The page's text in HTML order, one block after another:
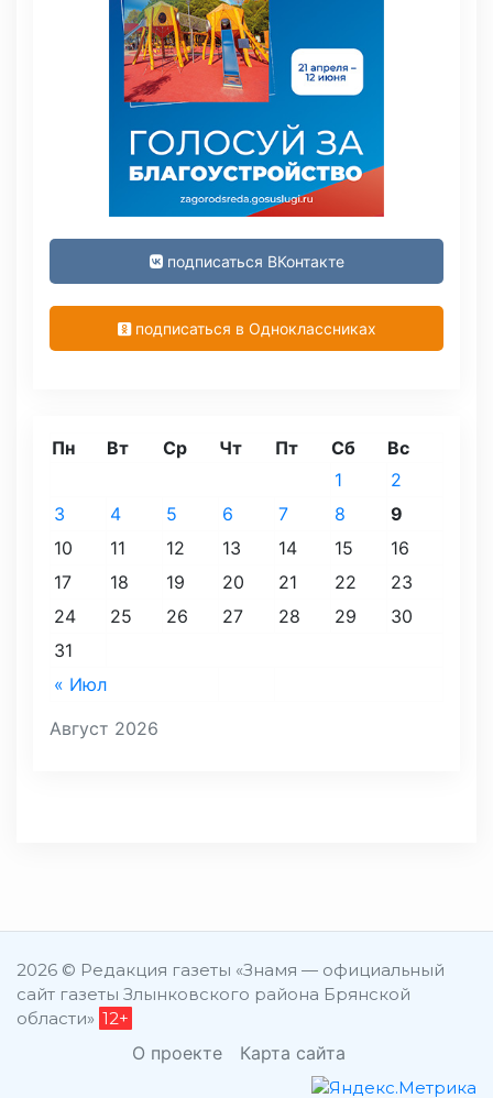
подписаться ВКонтакте
подписаться в Одноклассниках
Август 2026
Пн Вт Ср Чт Пт Сб Вс
« Июл
1
2
3
4 5 6 7 8
9
10
11 12 13 14 15
16
17
18 19 20 21 22
23
24
25 26 27 28 29
30
31
2026 © Редакция газеты «Знамя — официальный
сайт газеты Злынковского района Брянской
области» 12+
О проекте Карта сайта